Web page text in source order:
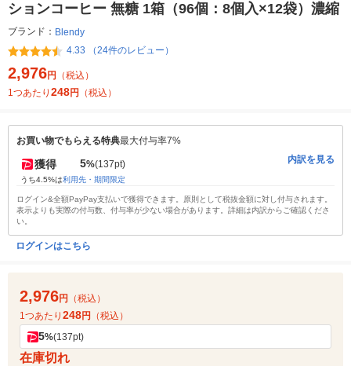
ションコーヒー 無糖 1箱（96個：8個入×12袋）濃縮
ブランド： Blendy
4.33 （24件のレビュー）
2,976円
（税込）
1つあたり 248円 （税込）
お買い物でもらえる特典最大付与率7%
獲得 5%(137pt)
うち4.5%は利用先・期間限定
内訳を見る
ログイン&全額PayPay支払いで獲得できます。原則として税抜金額に対し付与されます。
表示よりも実際の付与数、付与率が少ない場合があります。詳細は内訳からご確認くださ
い。
ログインはこちら
2,976円
（税込）
1つあたり 248円 （税込）
5%(137pt)
在庫切れ